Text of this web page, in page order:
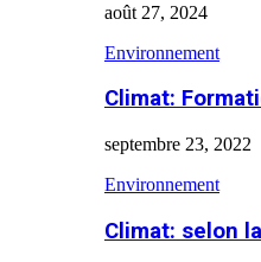
août 27, 2024
Environnement
Climat:
septembre 23, 2022
Environnement
Climat: selon